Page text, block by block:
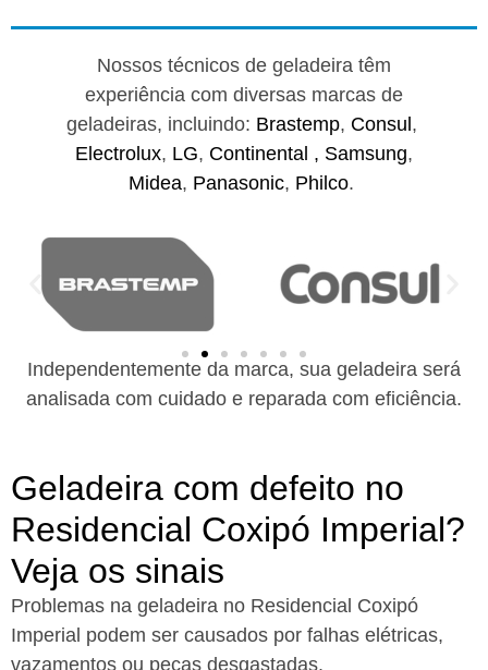
Nossos técnicos de geladeira têm
experiência com diversas marcas de
geladeiras, incluindo: Brastemp, Consul ,
Electrolux, LG, Continental , Samsung,
Midea, Panasonic, Philco.
Independentemente da marca, sua geladeira será
analisada com cuidado e reparada com eficiência.
Geladeira com defeito no
Residencial Coxipó Imperial?
Veja os sinais
Problemas na geladeira no Residencial Coxipó
Imperial podem ser causados por falhas elétricas,
vazamentos ou peças desgastadas.